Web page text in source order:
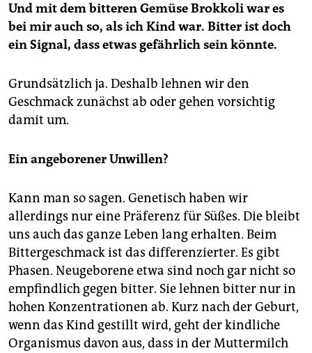
Und mit dem bitteren Gemüse Brokkoli war es
bei mir auch so, als ich Kind war. Bitter ist doch
ein Signal, dass etwas gefährlich sein könnte.
Grundsätzlich ja. Deshalb lehnen wir den
Geschmack zunächst ab oder gehen vorsichtig
damit um.
Ein angeborener Unwillen?
Kann man so sagen. Genetisch haben wir
allerdings nur eine Präferenz für Süßes. Die bleibt
uns auch das ganze Leben lang erhalten. Beim
Bittergeschmack ist das differenzierter. Es gibt
Phasen. Neugeborene etwa sind noch gar nicht so
empfindlich gegen bitter. Sie lehnen bitter nur in
hohen Konzentra­tio­nen ab. Kurz nach der Geburt,
wenn das Kind gestillt wird, geht der kindliche
Organismus davon aus, dass in der Muttermilch